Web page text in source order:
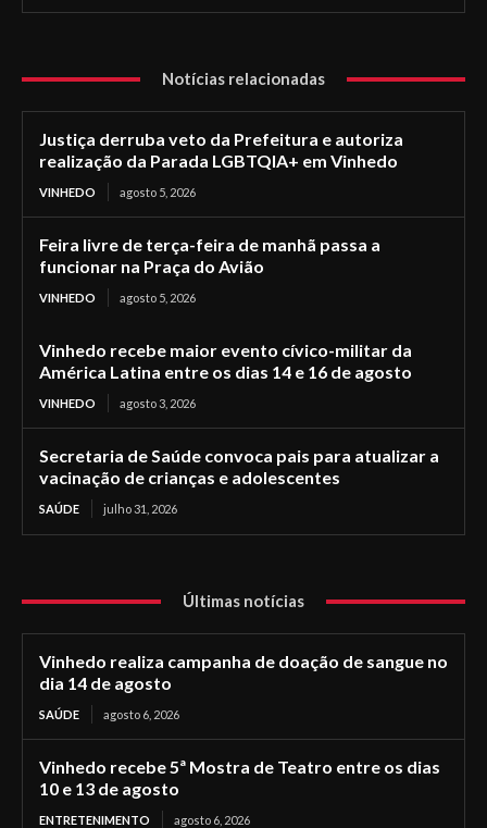
Notícias relacionadas
Justiça derruba veto da Prefeitura e autoriza
realização da Parada LGBTQIA+ em Vinhedo
VINHEDO agosto 5, 2026
Feira livre de terça-feira de manhã passa a
funcionar na Praça do Avião
VINHEDO agosto 5, 2026
Vinhedo recebe maior evento cívico-militar da
América Latina entre os dias 14 e 16 de agosto
VINHEDO agosto 3, 2026
Secretaria de Saúde convoca pais para atualizar a
vacinação de crianças e adolescentes
SAÚDE julho 31, 2026
Últimas notícias
Vinhedo realiza campanha de doação de sangue no
dia 14 de agosto
SAÚDE agosto 6, 2026
Vinhedo recebe 5ª Mostra de Teatro entre os dias
10 e 13 de agosto
ENTRETENIMENTO agosto 6, 2026